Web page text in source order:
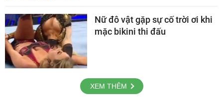
Nữ đô vật gặp sự cố trời ơi khi
mặc bikini thi đấu
XEM THÊM